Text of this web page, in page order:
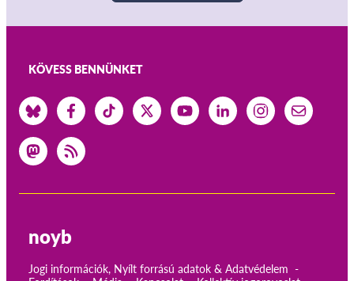
KÖVESS BENNÜNKET
noyb
Jogi információk, Nyílt forrású adatok & Adatvédelem